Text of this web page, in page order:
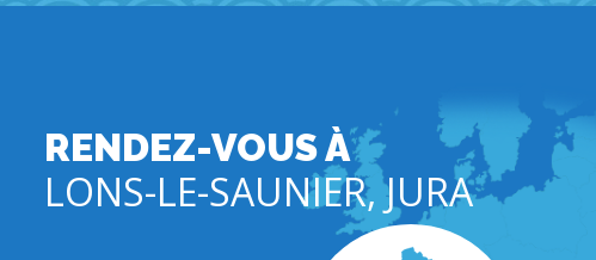
RENDEZ-VOUS À
LONS-LE-SAUNIER, JURA